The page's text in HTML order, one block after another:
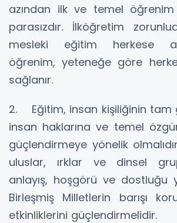
azından ilk ve temel öğrenim
parasızdır. İlköğretim
mesleki eğitim herkese
öğrenim, yeteneğe göre
sağlanır.
2. Eğitim, insan kişiliğinin tam
insan haklarına ve temel
güçlendirmeye yönelik
uluslar, ırklar ve dinsel
anlayış, hoşgörü ve dostluğu
Birleşmiş Milletlerin barışı
etkinliklerini güçlendirmelidir.